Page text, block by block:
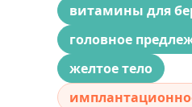
витамины для
головное
желтое тело